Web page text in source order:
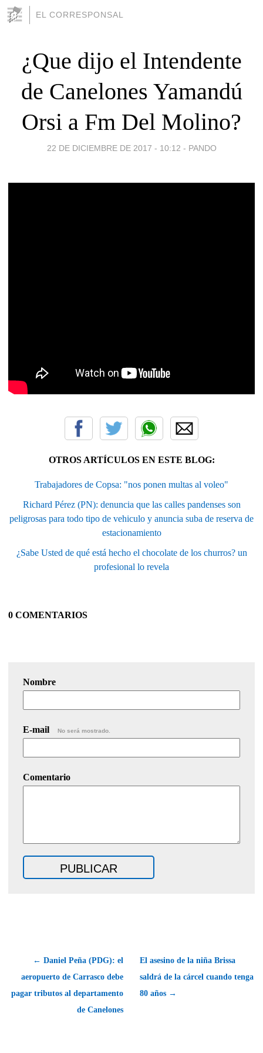
EL CORRESPONSAL
¿Que dijo el Intendente
de Canelones Yamandú
Orsi a Fm Del Molino?
22 DE DICIEMBRE DE 2017 - 10:12 - PANDO
OTROS ARTÍCULOS EN ESTE BLOG:
Trabajadores de Copsa: "nos ponen multas al voleo"
Richard Pérez (PN): denuncia que las calles pandenses son
peligrosas para todo tipo de vehiculo y anuncia suba de reserva de
estacionamiento
¿Sabe Usted de qué está hecho el chocolate de los churros? un
profesional lo revela
0 COMENTARIOS
Nombre
E-mail No será mostrado.
Comentario
← Daniel Peña (PDG): el
aeropuerto de Carrasco debe
pagar tributos al departamento
de Canelones
El asesino de la niña Brissa
saldrá de la cárcel cuando tenga
80 años →